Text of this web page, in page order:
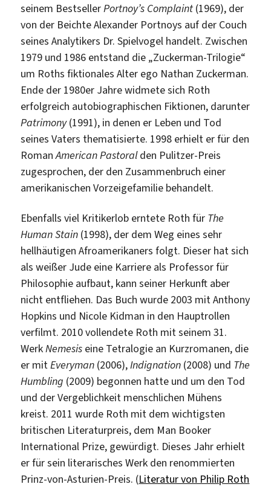
seinem BestsellerPortnoy’s Complaint (1969), der
von der Beichte Alexander Portnoys auf der Couch
seines Analytikers Dr. Spielvogel handelt. Zwischen
1979 und 1986 entstand die „Zuckerman-Trilogie“
um Roths fiktionales Alter ego Nathan Zuckerman.
Ende der 1980er Jahre widmete sich Roth
erfolgreich autobiographischen Fiktionen, darunter
Patrimony(1991), in denen er Leben und Tod
seines Vaters thematisierte. 1998 erhielt er für den
RomanAmerican Pastoralden Pulitzer-Preis
zugesprochen, der den Zusammenbruch einer
amerikanischen Vorzeigefamilie behandelt.
Ebenfalls viel Kritikerlob erntete Roth für The
Human Stain (1998), der dem Weg eines sehr
hellhäutigen Afroamerikaners folgt. Dieser hat sich
als weißer Jude eine Karriere als Professor für
Philosophie aufbaut, kann seiner Herkunft aber
nicht entfliehen. Das Buch wurde 2003 mit Anthony
Hopkins und Nicole Kidman in den Hauptrollen
verfilmt. 2010 vollendete Roth mit seinem 31.
WerkNemesis eine Tetralogie an Kurzromanen, die
er mitEveryman (2006),Indignation (2008) und The
Humbling (2009) begonnen hatte und um den Tod
und der Vergeblichkeit menschlichen Mühens
kreist. 2011 wurde Roth mit dem wichtigsten
britischen Literaturpreis, dem Man Booker
International Prize, gewürdigt. Dieses Jahr erhielt
er für sein literarisches Werk den renommierten
Prinz-von-Asturien-Preis. (Literatur von Philip Roth